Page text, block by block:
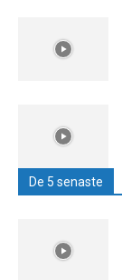
De 5 senaste